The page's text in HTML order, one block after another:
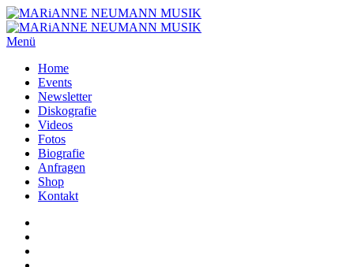
Menü
Home
Events
Newsletter
Diskografie
Videos
Fotos
Biografie
Anfragen
Shop
Kontakt